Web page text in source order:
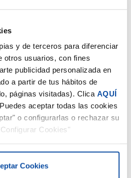
y de terceros para diferenciar
otros usuarios, con fines
publicidad personalizada en
a partir de tus hábitos de
páginas visitadas). Clica AQUÍ
aceptar todas las cookies
o configurarlas o rechazar su
Cookies"
Cookies
al 1 de
será ilegal
esta normativa es que cualquier
antes del 1 de enero de
a los nuevos requisitos será
doble uso
y por consiguiente,
las empresas que no
imposibilidad de continuar